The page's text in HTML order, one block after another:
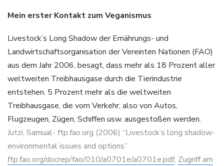
Mein erster Kontakt zum Veganismus
Livestock’s Long Shadow der Ernährungs- und
Landwirtschaftsorganisation der Vereinten Nationen (FAO)
aus dem Jahr 2006, besagt, dass mehr als 18 Prozent aller
weltweiten Treibhausgase durch die Tierindustrie
entstehen. 5 Prozent mehr als die weltweiten
Treibhausgase, die vom Verkehr, also von Autos,
Flugzeugen, Zügen, Schiffen usw. ausgestoßen werden.
Jutzi, Samual- ftp.fao.org (2006) “Livestock’s long shadow-
environmental issues and options”
ftp.fao.org/docrep/fao/010/a0701e/a0701e.pdf, Zugriff am